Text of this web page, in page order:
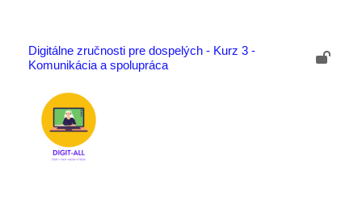
Digitálne zručnosti pre dospelých - Kurz 3 -
Komunikácia a spolupráca